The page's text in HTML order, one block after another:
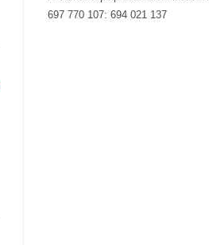
697 770 107: 694 021 137